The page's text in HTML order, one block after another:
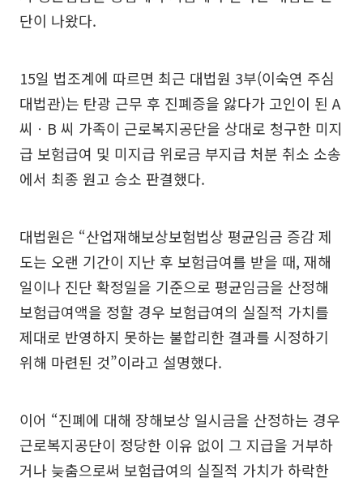
단이 나왔다.
15일 법조계에 따르면 최근 대법원 3부(이숙연 주심
대법관)는 탄광 근무 후 진폐증을 앓다가 고인이 된 A
씨ㆍB 씨 가족이 근로복지공단을 상대로 청구한 미지
급 보험급여 및 미지급 위로금 부지급 처분 취소 소송
에서 최종 원고 승소 판결했다.
대법원은 “산업재해보상보험법상 평균임금 증감 제
도는 오랜 기간이 지난 후 보험급여를 받을 때, 재해
일이나 진단 확정일을 기준으로 평균임금을 산정해
보험급여액을 정할 경우 보험급여의 실질적 가치를
제대로 반영하지 못하는 불합리한 결과를 시정하기
위해 마련된 것”이라고 설명했다.
이어 “진폐에 대해 장해보상 일시금을 산정하는 경우
근로복지공단이 정당한 이유 없이 그 지급을 거부하
거나 늦춤으로써 보험급여의 실질적 가치가 하락한